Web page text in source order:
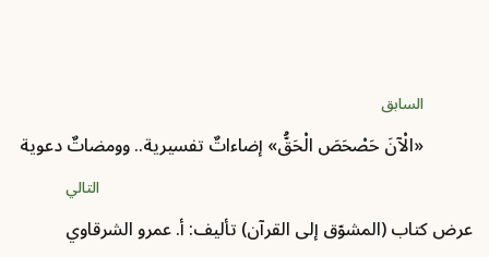
السابق
«الْآنَ حَصْحَصَ الْحَقُّ» إضاءاتٌ تفسيرية.. وومضاتٌ دعوية
التالي
عرض كتاب (المشوّق إلى القرآن) تأليف: أ. عمرو الشرقاوي